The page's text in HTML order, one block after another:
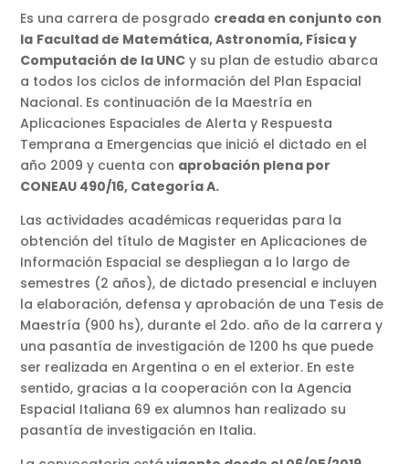
Es una carrera de posgrado creada en conjunto con
la Facultad de Matemática, Astronomía, Física y
Computación de la UNC y su plan de estudio abarca
a todos los ciclos de información del Plan Espacial
Nacional. Es continuación de la Maestría en
Aplicaciones Espaciales de Alerta y Respuesta
Temprana a Emergencias que inició el dictado en el
año 2009 y cuenta con aprobación plena por
CONEAU 490/16, Categoría A.
Las actividades académicas requeridas para la
obtención del título de Magister en Aplicaciones de
Información Espacial se despliegan a lo largo de
semestres (2 años), de dictado presencial e incluyen
la elaboración, defensa y aprobación de una Tesis de
Maestría (900 hs), durante el 2do. año de la carrera y
una pasantía de investigación de 1200 hs que puede
ser realizada en Argentina o en el exterior. En este
sentido, gracias a la cooperación con la Agencia
Espacial Italiana 69 ex alumnos han realizado su
pasantía de investigación en Italia.